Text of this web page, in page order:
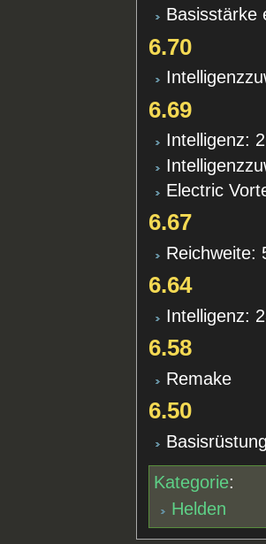
Basisstärke
6.70
6.69
Intelligenz:
Electric
6.67
Reichweite:
6.64
Intelligenz:
6.58
Remake
6.50
Kategorie:
Helden